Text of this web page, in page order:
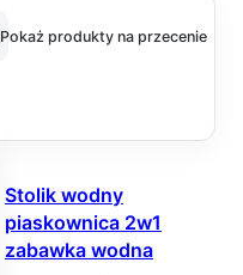
Pokaż produkty na przecenie
Stolik wodny
piaskownica 2w1
zabawka wodna